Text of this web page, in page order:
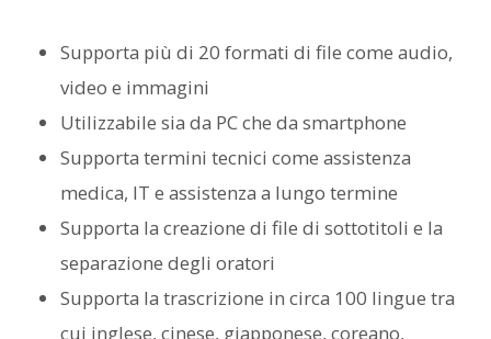
Supporta più di 20 formati di file come audio,
video e immagini
Utilizzabile sia da PC che da smartphone
Supporta termini tecnici come assistenza
medica, IT e assistenza a lungo termine
Supporta la creazione di file di sottotitoli e la
separazione degli oratori
Supporta la trascrizione in circa 100 lingue tra
cui inglese, cinese, giapponese, coreano,